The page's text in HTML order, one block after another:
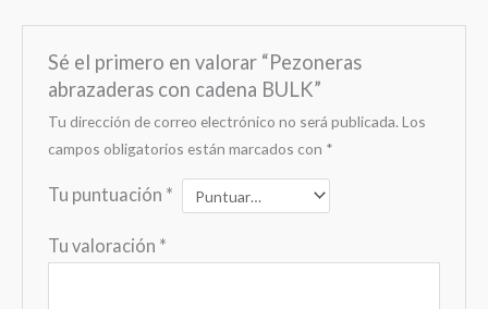
Sé el primero en valorar “Pezoneras
abrazaderas con cadena BULK”
Tu dirección de correo electrónico no será publicada. Los
campos obligatorios están marcados con *
Tu puntuación *
Tu valoración *